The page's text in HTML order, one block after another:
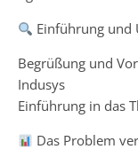
Einführung und
Begrüßung und
Indusys
Einführung in das
Das Problem